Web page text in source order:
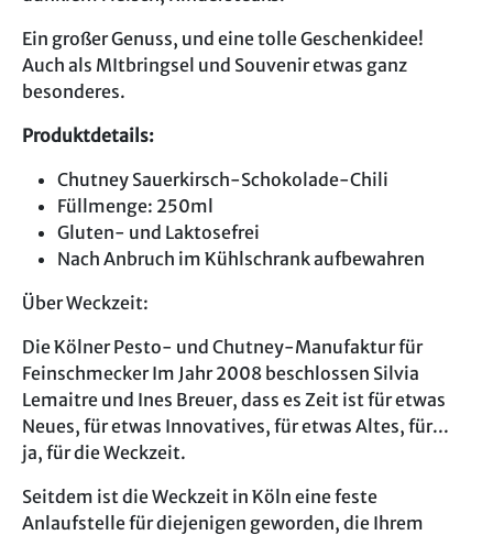
Ein großer Genuss, und eine tolle Geschenkidee!
Auch als MItbringsel und Souvenir etwas ganz
besonderes.
Produktdetails:
Chutney Sauerkirsch-Schokolade-Chili
Füllmenge: 250ml
Gluten- und Laktosefrei
Nach Anbruch im Kühlschrank aufbewahren
Über Weckzeit:
Die Kölner Pesto- und Chutney-Manufaktur für
Feinschmecker Im Jahr 2008 beschlossen Silvia
Lemaitre und Ines Breuer, dass es Zeit ist für etwas
Neues, für etwas Innovatives, für etwas Altes, für...
ja, für die Weckzeit.
Seitdem ist die Weckzeit in Köln eine feste
Anlaufstelle für diejenigen geworden, die Ihrem